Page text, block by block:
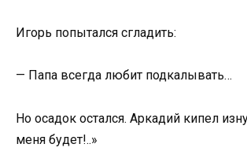
Игорь попытался сгладить:
— Папа всегда любит подкалывать…
Но осадок остался. Аркадий кипел
меня будет!..»